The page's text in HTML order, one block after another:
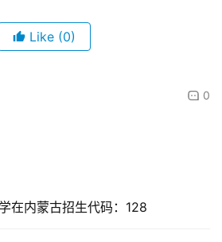
Like (0)
0
在内蒙古招生代码：128